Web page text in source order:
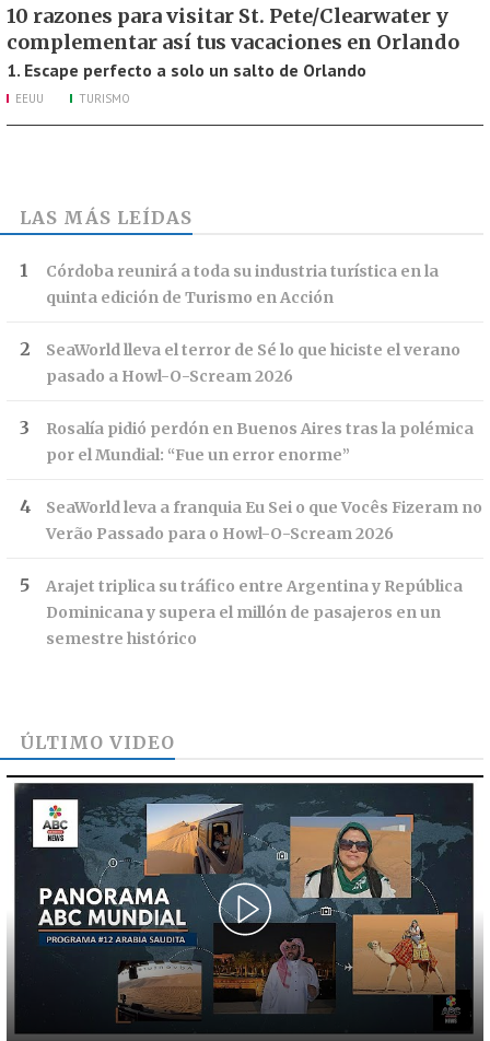
10 razones para visitar St. Pete/Clearwater y
complementar así tus vacaciones en Orlando
1. Escape perfecto a solo un salto de Orlando
EEUU TURISMO
LAS MÁS LEÍDAS
Córdoba reunirá a toda su industria turística en la
quinta edición de Turismo en Acción
SeaWorld lleva el terror de Sé lo que hiciste el verano
pasado a Howl-O-Scream 2026
Rosalía pidió perdón en Buenos Aires tras la polémica
por el Mundial: “Fue un error enorme”
SeaWorld leva a franquia Eu Sei o que Vocês Fizeram no
Verão Passado para o Howl-O-Scream 2026
Arajet triplica su tráfico entre Argentina y República
Dominicana y supera el millón de pasajeros en un
semestre histórico
ÚLTIMO VIDEO